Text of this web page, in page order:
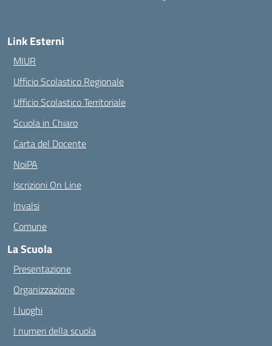
— Visita la pagina iniziale della scuola
Link Esterni
MIUR
Ufficio Scolastico Regionale
Ufficio Scolastico Territoriale
Scuola in Chiaro
Carta del Docente
NoiPA
Iscrizioni On Line
Invalsi
Comune
La Scuola
Presentazione
Organizzazione
I luoghi
I numeri della scuola